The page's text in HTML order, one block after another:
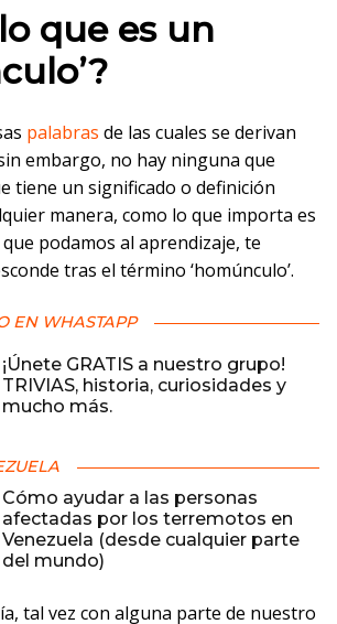
que es un
palabras de las cuales se derivan
embargo, no hay ninguna que
tiene un significado o definición
manera, como lo que importa es
podamos al aprendizaje, te
tras el término ‘homúnculo’.
EN WHASTAPP
¡Únete GRATIS a nuestro grupo!
TRIVIAS, historia, curiosidades y
mucho más.
Cómo ayudar a las personas
afectadas por los terremotos en
Venezuela (desde cualquier parte
del mundo)
tal vez con alguna parte de nuestro